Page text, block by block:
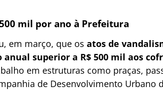
mil por ano à Prefeitura
em março, que os atos de
superior a R$ 500 mil aos
em estruturas como praças,
de Desenvolvimento Urbano